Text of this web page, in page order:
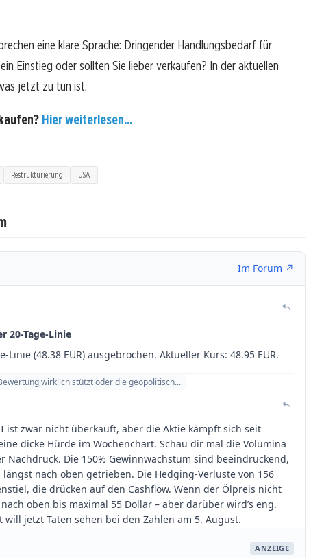
eine klare Sprache: Dringender Handlungsbedarf für
Einstieg oder sollten Sie lieber verkaufen? In der aktuellen
jetzt zu tun ist.
Hier weiterlesen...
Restrukturierung USA